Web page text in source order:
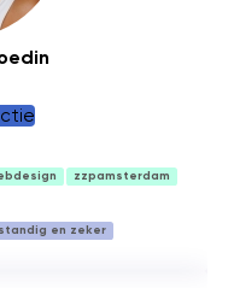
zzpamsterdam
en zeker